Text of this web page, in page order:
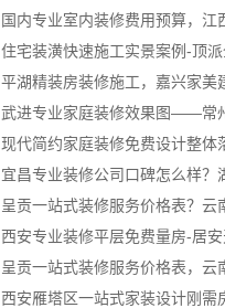
国内专业室内装修费用预算，江
住宅装潢快速施工实景案例-顶
平湖精装房装修施工，嘉兴家美